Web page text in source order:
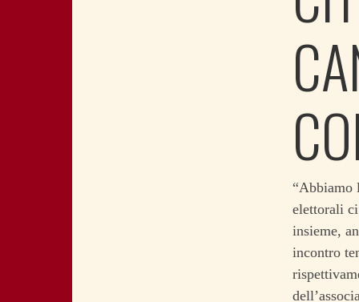
“Abbiamo
elettorali
insieme,
incontro